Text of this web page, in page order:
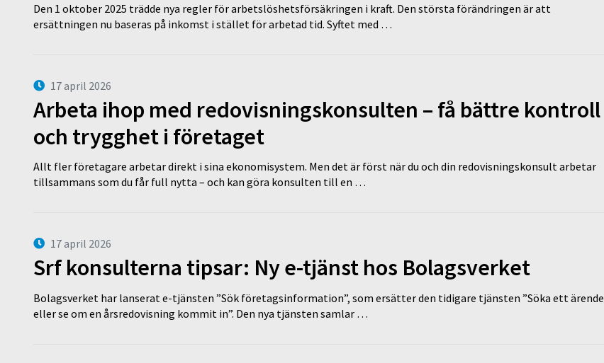
Den 1 oktober 2025 trädde nya regler för arbetslöshetsförsäkringen i kraft. Den största förändringen är att
ersättningen nu baseras på inkomst i stället för arbetad tid. Syftet med …
17 april 2026
Arbeta ihop med redovisningskonsulten – få bättre kontroll
och trygghet i företaget
Allt fler företagare arbetar direkt i sina ekonomisystem. Men det är först när du och din redovisningskonsult arbetar
tillsammans som du får full nytta – och kan göra konsulten till en …
17 april 2026
Srf konsulterna tipsar: Ny e-tjänst hos Bolagsverket
Bolagsverket har lanserat e-tjänsten ”Sök företagsinformation”, som ersätter den tidigare tjänsten ”Söka ett ärende
eller se om en årsredovisning kommit in”. Den nya tjänsten samlar …